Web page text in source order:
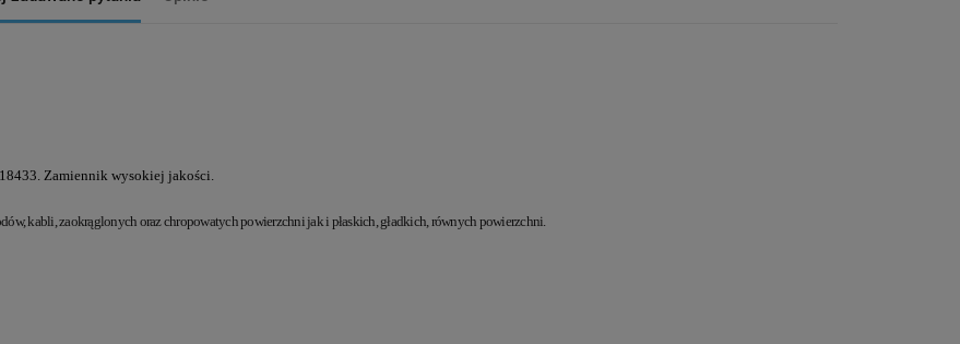
Zamiennik wysokiej jakości.
kabli, zaokrąglonych oraz chropowatych powierzchni jak i płaskich, gładkich, równych powierzchni.